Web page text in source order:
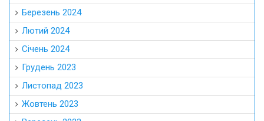
Березень 2024
Лютий 2024
Січень 2024
Грудень 2023
Листопад 2023
Жовтень 2023